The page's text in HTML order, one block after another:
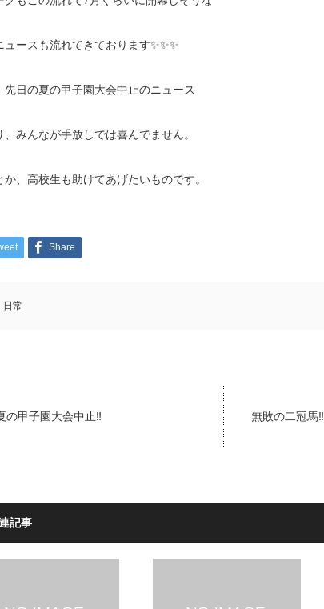
ュースも流れてきております✨✨✨
先日の夏の甲子園大会中止のニュース
、みんなが手放しでは喜んでません。
か、高校生も助けてあげたいものです。
Share
日常
の甲子園大会中止‼️ 無敗の二冠馬‼️
記事